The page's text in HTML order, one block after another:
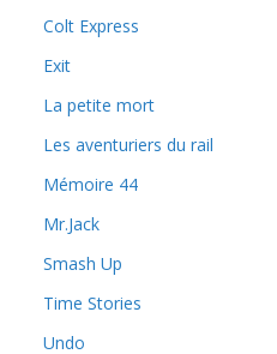
Colt Express
Exit
La petite mort
Les aventuriers du rail
Mémoire 44
Mr.Jack
Smash Up
Time Stories
Undo